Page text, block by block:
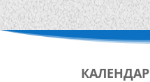
КАЛЕНДАР